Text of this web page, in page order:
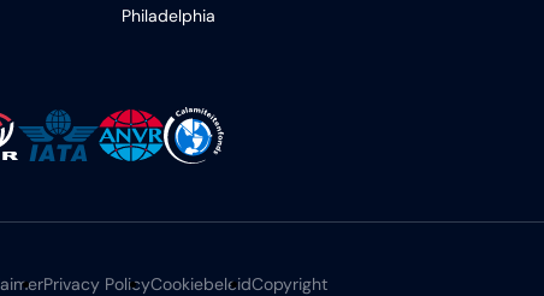
Philadelphia
Privacy PolicyCookiebeleidCopyright